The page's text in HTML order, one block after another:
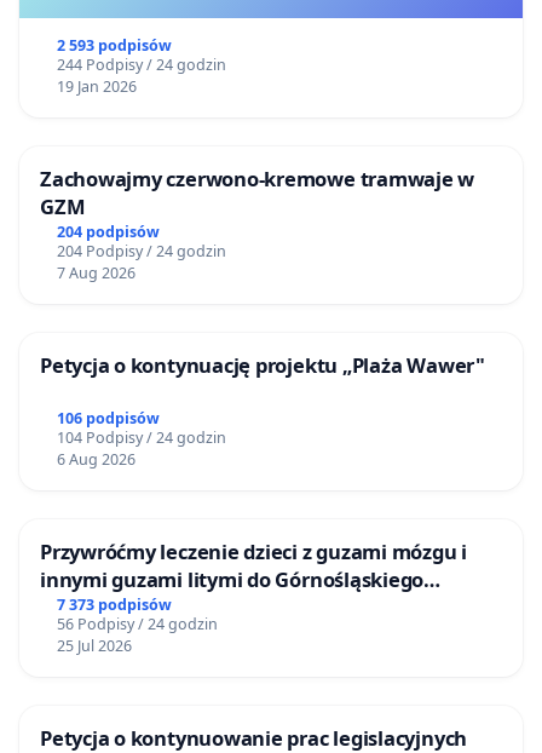
2 593 podpisów
244 Podpisy / 24 godzin
19 Jan 2026
Zachowajmy czerwono-kremowe tramwaje w
GZM
204 podpisów
204 Podpisy / 24 godzin
7 Aug 2026
Petycja o kontynuację projektu „Plaża Wawer"
106 podpisów
104 Podpisy / 24 godzin
6 Aug 2026
Przywróćmy leczenie dzieci z guzami mózgu i
innymi guzami litymi do Górnośląskiego
Centrum Zdrowia Dziecka w Katowicach
7 373 podpisów
56 Podpisy / 24 godzin
25 Jul 2026
Petycja o kontynuowanie prac legislacyjnych